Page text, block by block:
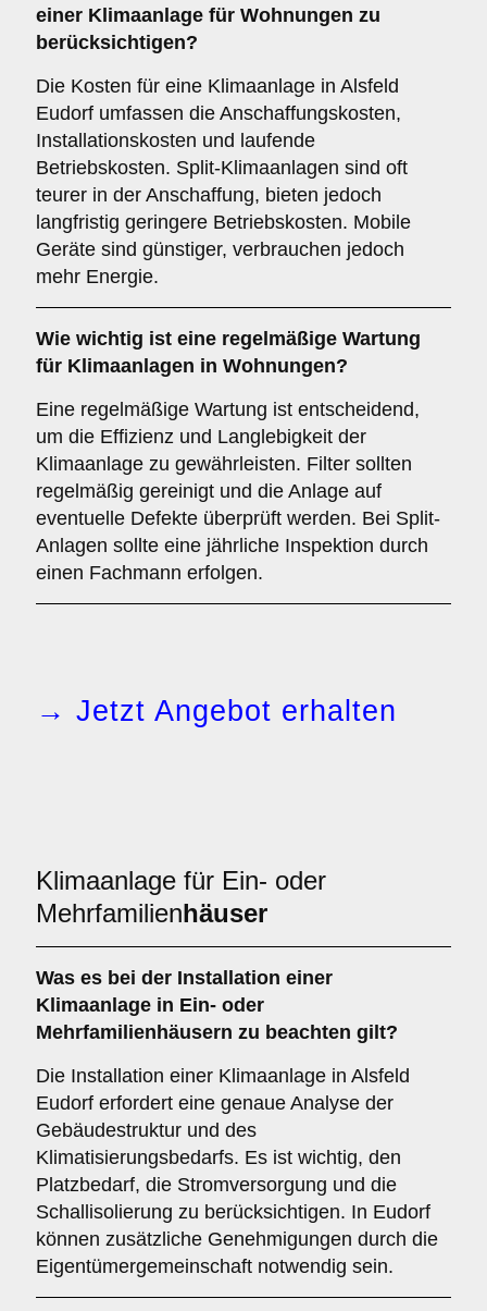
einer Klimaanlage für Wohnungen zu
berücksichtigen?
Die Kosten für eine Klimaanlage in Alsfeld
Eudorf umfassen die Anschaffungskosten,
Installationskosten und laufende
Betriebskosten. Split-Klimaanlagen sind oft
teurer in der Anschaffung, bieten jedoch
langfristig geringere Betriebskosten. Mobile
Geräte sind günstiger, verbrauchen jedoch
mehr Energie.
Wie wichtig ist eine regelmäßige Wartung
für Klimaanlagen in Wohnungen?
Eine regelmäßige Wartung ist entscheidend,
um die Effizienz und Langlebigkeit der
Klimaanlage zu gewährleisten. Filter sollten
regelmäßig gereinigt und die Anlage auf
eventuelle Defekte überprüft werden. Bei Split-
Anlagen sollte eine jährliche Inspektion durch
einen Fachmann erfolgen.
→ Jetzt Angebot erhalten
Klimaanlage für Ein- oder
Mehrfamilienhäuser
Was es bei der Installation einer
Klimaanlage in Ein- oder
Mehrfamilienhäusern zu beachten gilt?
Die Installation einer Klimaanlage in Alsfeld
Eudorf erfordert eine genaue Analyse der
Gebäudestruktur und des
Klimatisierungsbedarfs. Es ist wichtig, den
Platzbedarf, die Stromversorgung und die
Schallisolierung zu berücksichtigen. In Eudorf
können zusätzliche Genehmigungen durch die
Eigentümergemeinschaft notwendig sein.